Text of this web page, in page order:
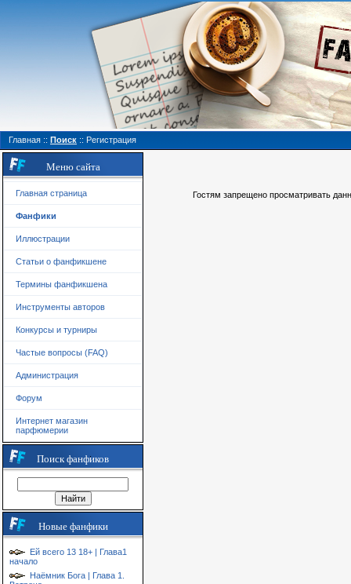
Главная :: Поиск :: Регистрация
Меню сайта
Главная страница
Фанфики
Иллюстрации
Статьи о фанфикшене
Термины фанфикшена
Инструменты авторов
Конкурсы и турниры
Частые вопросы (FAQ)
Администрация
Форум
Интернет магазин
парфюмерии
Поиск фанфиков
Новые фанфики
Ей всего 13 18+ | Глава1
начало
Наёмник Бога | Глава 1.
Гостям запрещено просматривать